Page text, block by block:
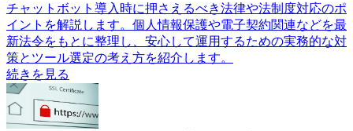
チャットボット導入時に押さえるべき法律や法制度対応のポ
イントを解説します。個人情報保護や電子契約関連などを最
新法令をもとに整理し、安心して運用するための実務的な対
策とツール選定の考え方を紹介します。
続きを見る